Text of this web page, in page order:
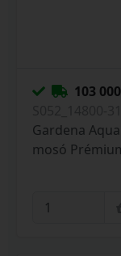
103
Gardena
mosó